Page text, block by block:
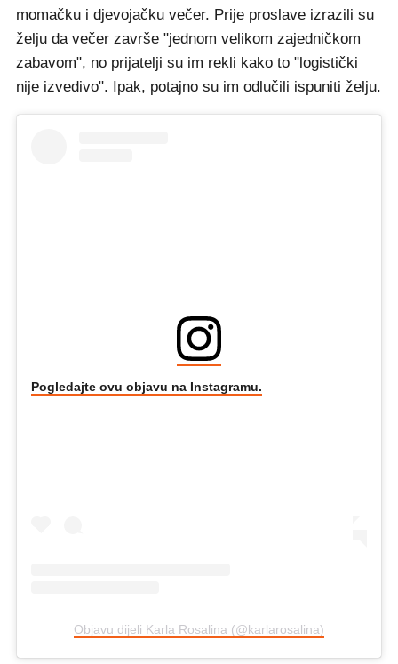
momačku i djevojačku večer. Prije proslave izrazili su
želju da večer završe "jednom velikom zajedničkom
zabavom", no prijatelji su im rekli kako to "logistički
nije izvedivo". Ipak, potajno su im odlučili ispuniti želju.
Pogledajte ovu objavu na Instagramu.
Objavu dijeli Karla Rosalina (@karlarosalina)